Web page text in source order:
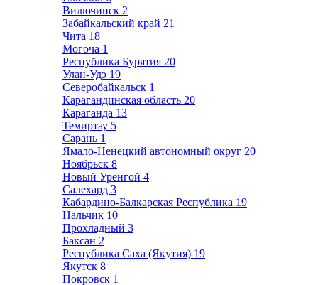
Вилючинск 2
Забайкальский край 21
Чита 18
Могоча 1
Республика Бурятия 20
Улан-Удэ 19
Северобайкальск 1
Карагандинская область 20
Караганда 13
Темиртау 5
Сарань 1
Ямало-Ненецкий автономный округ 20
Ноябрьск 8
Новый Уренгой 4
Салехард 3
Кабардино-Балкарская Республика 19
Нальчик 10
Прохладный 3
Баксан 2
Республика Саха (Якутия) 19
Якутск 8
Покровск 1